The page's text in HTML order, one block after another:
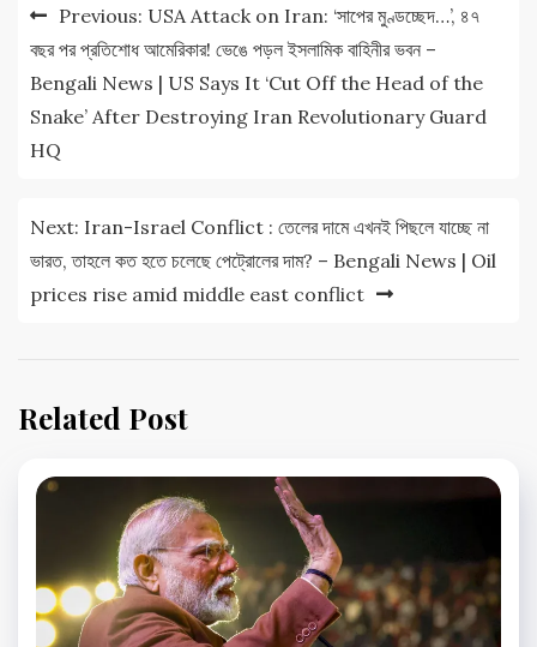
navigation
Previous: USA Attack on Iran: ‘সাপের মুণ্ডচ্ছেদ…’, ৪৭
বছর পর প্রতিশোধ আমেরিকার! ভেঙে পড়ল ইসলামিক বাহিনীর ভবন –
Bengali News | US Says It ‘Cut Off the Head of the
Snake’ After Destroying Iran Revolutionary Guard
HQ
Next: Iran-Israel Conflict : তেলের দামে এখনই পিছলে যাচ্ছে না
ভারত, তাহলে কত হতে চলেছে পেট্রোলের দাম? – Bengali News | Oil
prices rise amid middle east conflict
Related Post